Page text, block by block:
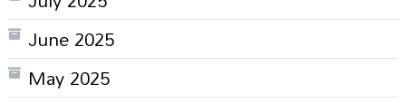
June 2025
May 2025